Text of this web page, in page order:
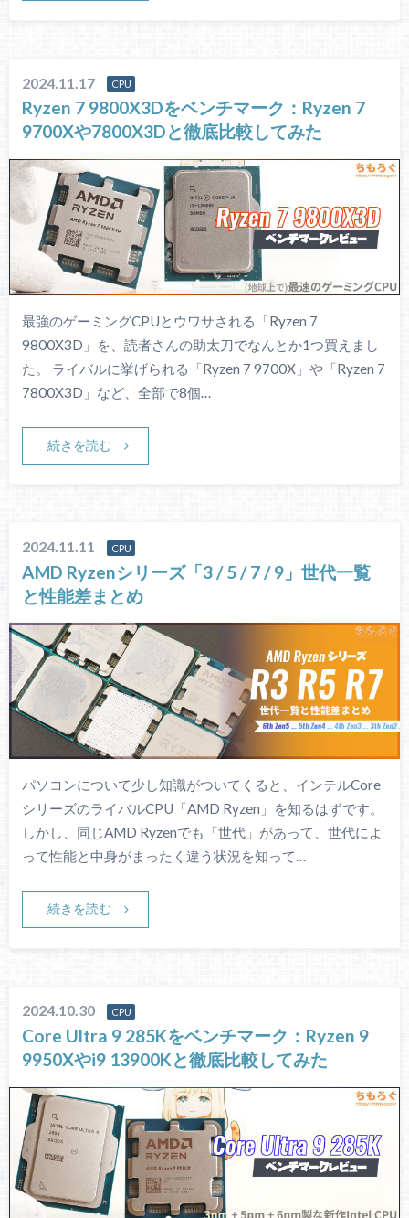
2024.11.17 CPU
Ryzen 7 9800X3Dをベンチマーク：Ryzen 7
9700Xや7800X3Dと徹底比較してみた
最強のゲーミングCPUとウワサされる「Ryzen 7
9800X3D」を、読者さんの助太刀でなんとか1つ買えまし
た。 ライバルに挙げられる「Ryzen 7 9700X」や「Ryzen 7
7800X3D」など、全部で8個…
続きを読む
2024.11.11 CPU
AMD Ryzenシリーズ「3 / 5 / 7 / 9」世代一覧
と性能差まとめ
パソコンについて少し知識がついてくると、インテルCore
シリーズのライバルCPU「AMD Ryzen」を知るはずです。
しかし、同じAMD Ryzenでも「世代」があって、世代によ
って性能と中身がまったく違う状況を知って…
続きを読む
2024.10.30 CPU
Core Ultra 9 285Kをベンチマーク：Ryzen 9
9950Xやi9 13900Kと徹底比較してみた